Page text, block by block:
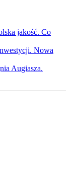
jakość. Co
Nowa
Augiasza.